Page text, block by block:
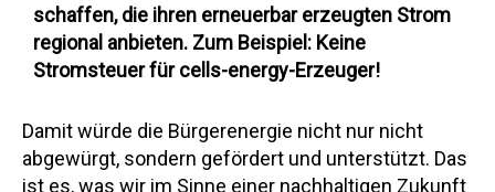
schaffen, die ihren erneuerbar erzeugten Strom
regional anbieten. Zum Beispiel: Keine
Stromsteuer für cells-energy-Erzeuger!
Damit würde die Bürgerenergie nicht nur nicht
abgewürgt, sondern gefördert und unterstützt. Das
ist es, was wir im Sinne einer nachhaltigen Zukunft